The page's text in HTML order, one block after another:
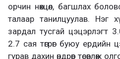
орчин нөхцөл, багшлах
талаар танилцуулав. Нэг
зардал тусгай цэцэрлэгт
2.7 сая төгрөг буюу ердийн
гурав дахин өндрөөр төсөвлөж